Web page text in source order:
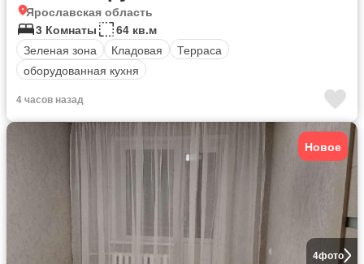
Ярославская область
3 Комнаты
64 кв.м
Зеленая зона
Кладовая
Терраса
оборудованная кухня
4 часов назад
4фото
Новое